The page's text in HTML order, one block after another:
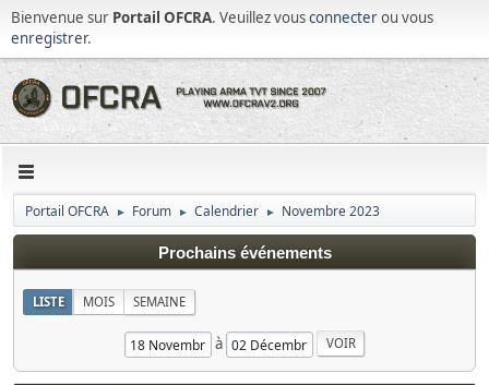
Bienvenue sur Portail OFCRA. Veuillez vousconnecterou vous
enregistrer.
Portail OFCRA ► Forum ► Calendrier ► Novembre 2023
Prochains événements
LISTE MOIS SEMAINE
à